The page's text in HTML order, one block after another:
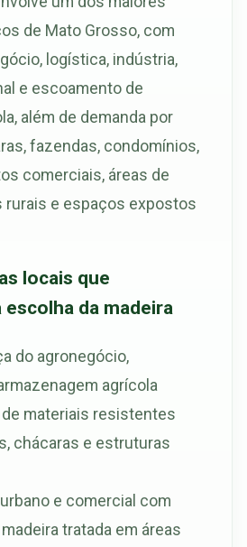
de Mato Grosso, com
logística, indústria,
e escoamento de
além de demanda por
fazendas, condomínios,
comerciais, áreas de
rurais e espaços expostos
locais que
da madeira
do agronegócio,
agrícola
materiais resistentes
chácaras e estruturas
e comercial com
tratada em áreas